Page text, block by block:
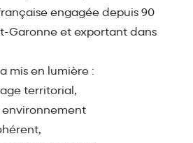
engagée depuis 90
Garonne et exportant dans
mis en lumière :
territorial,
environnement